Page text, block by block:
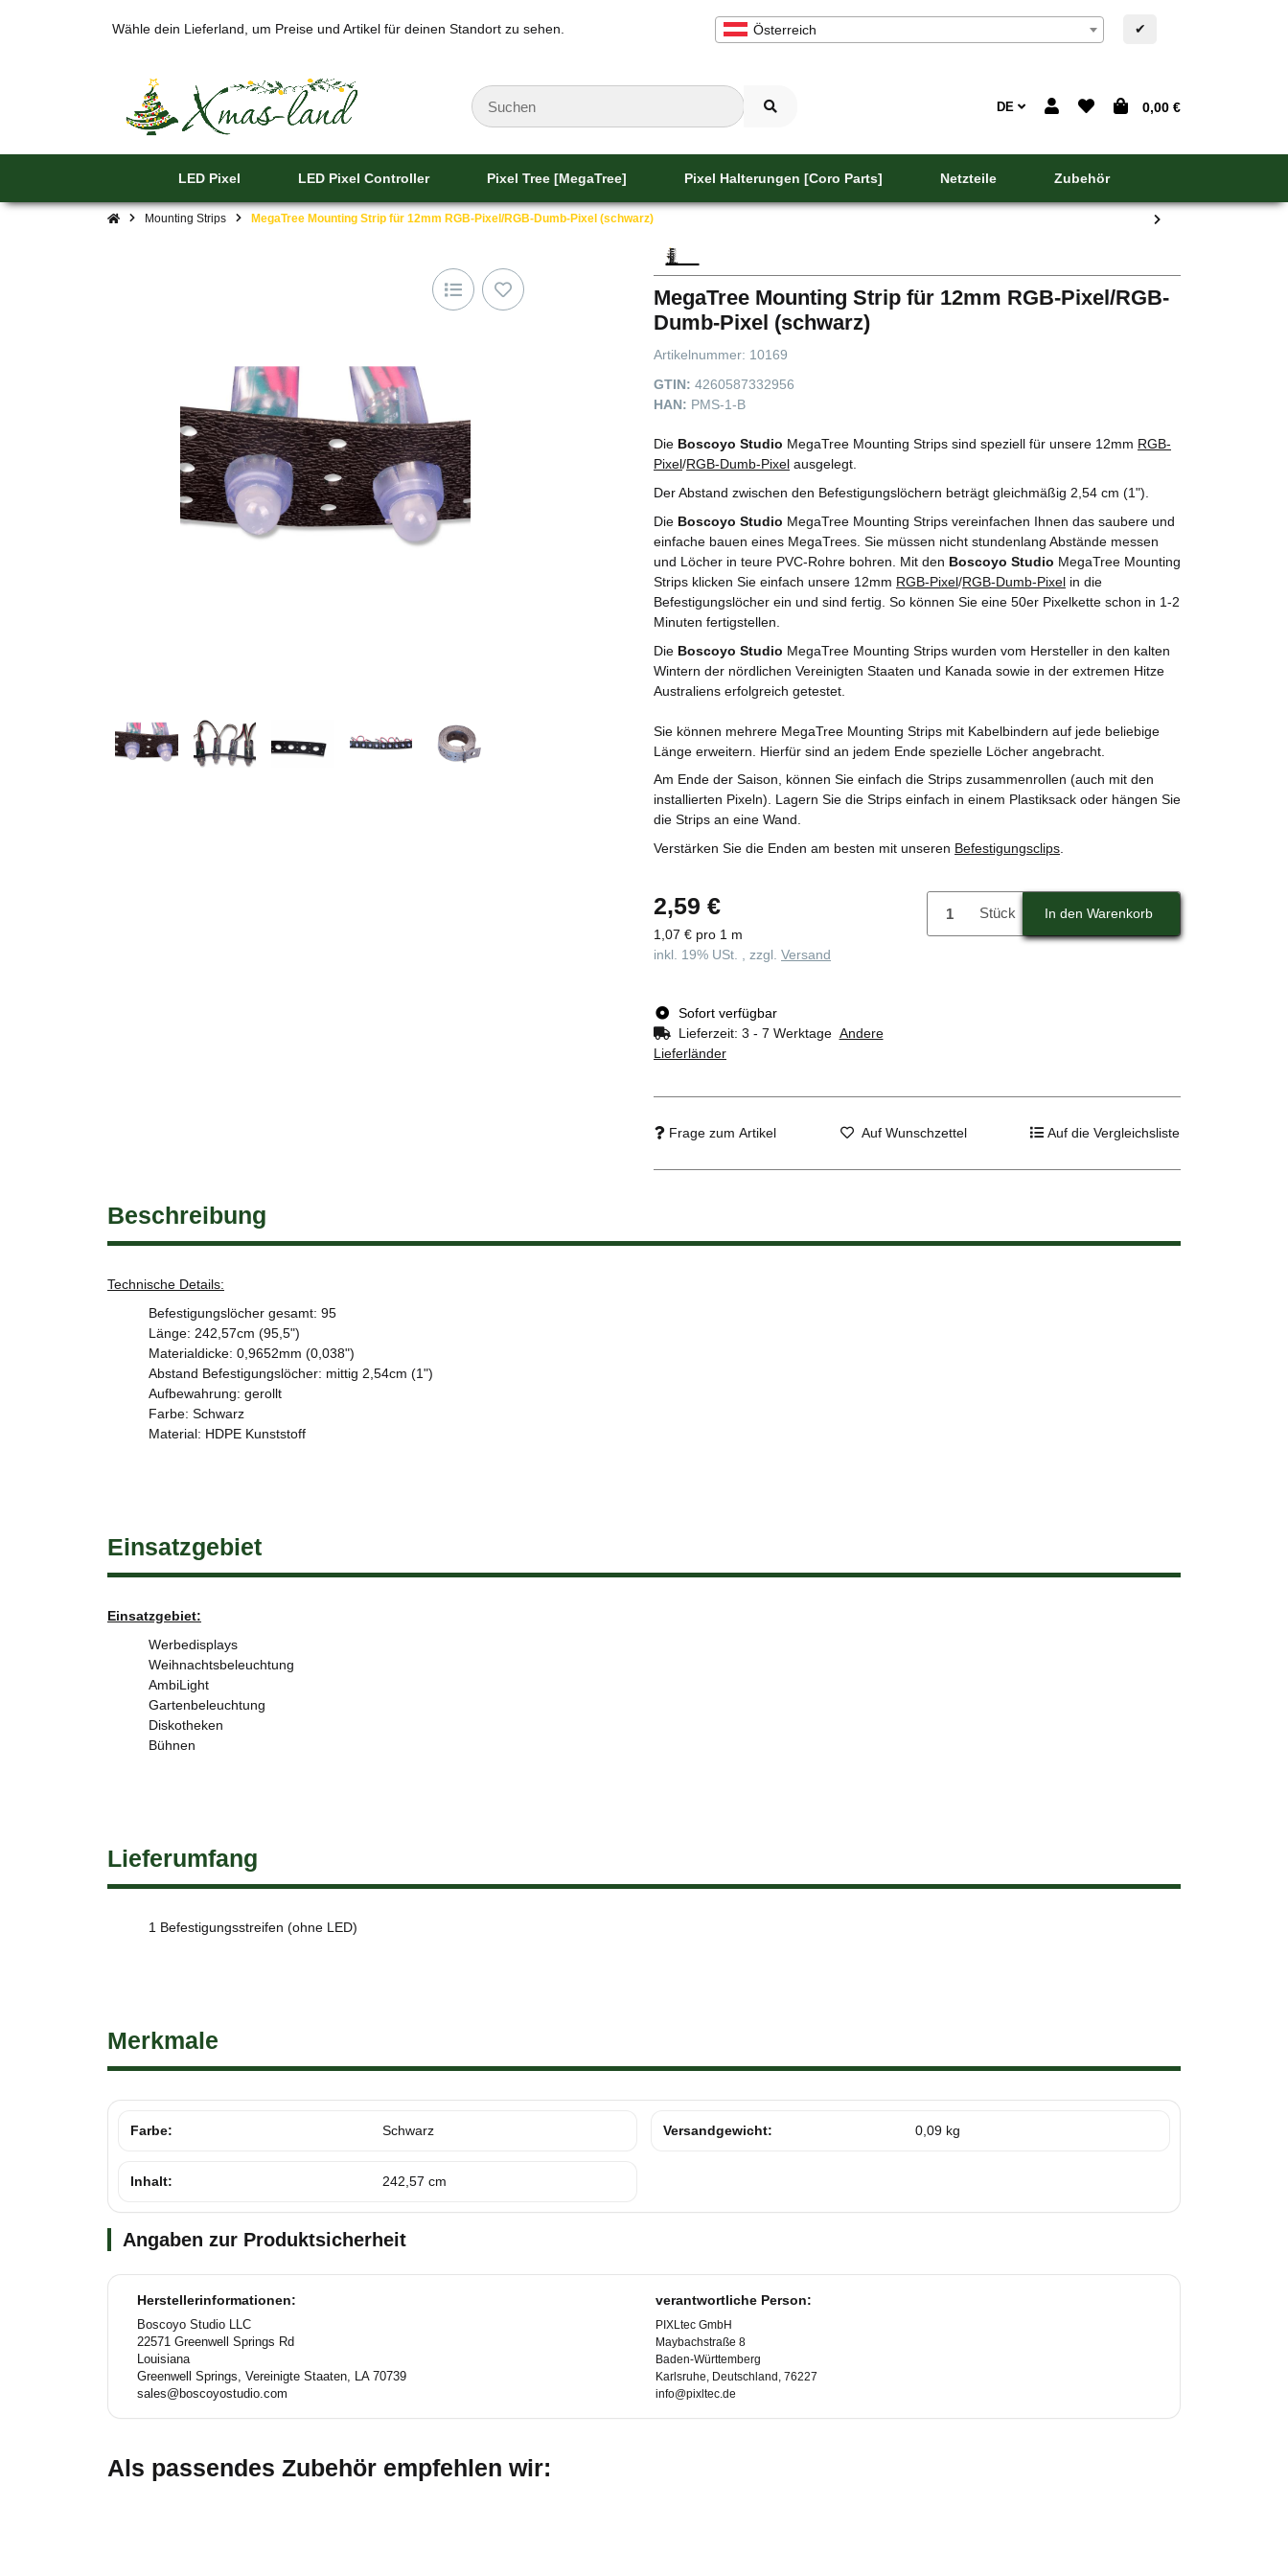
Wähle dein Lieferland, um Preise und Artikel für deinen Standort zu sehen. Österreich ✔
DE 0,00 €
LED Pixel LED Pixel Controller Pixel Tree [MegaTree] Pixel Halterungen [Coro Parts] Netzteile Zubehör
Mounting Strips MegaTree Mounting Strip für 12mm RGB-Pixel/RGB-Dumb-Pixel (schwarz)
MegaTree Mounting Strip für 12mm RGB-Pixel/RGB-
Dumb-Pixel (schwarz)
Artikelnummer: 10169
GTIN: 4260587332956
HAN: PMS-1-B
Die Boscoyo Studio MegaTree Mounting Strips sind speziell für unsere 12mm RGB-
Pixel/RGB-Dumb-Pixel ausgelegt.
Der Abstand zwischen den Befestigungslöchern beträgt gleichmäßig 2,54 cm (1").
Die Boscoyo Studio MegaTree Mounting Strips vereinfachen Ihnen das saubere und
einfache bauen eines MegaTrees. Sie müssen nicht stundenlang Abstände messen
und Löcher in teure PVC-Rohre bohren. Mit den Boscoyo Studio MegaTree Mounting
Strips klicken Sie einfach unsere 12mm RGB-Pixel/RGB-Dumb-Pixel in die
Befestigungslöcher ein und sind fertig. So können Sie eine 50er Pixelkette schon in 1-2
Minuten fertigstellen.
Die Boscoyo Studio MegaTree Mounting Strips wurden vom Hersteller in den kalten
Wintern der nördlichen Vereinigten Staaten und Kanada sowie in der extremen Hitze
Australiens erfolgreich getestet.
Sie können mehrere MegaTree Mounting Strips mit Kabelbindern auf jede beliebige
Länge erweitern. Hierfür sind an jedem Ende spezielle Löcher angebracht.
Am Ende der Saison, können Sie einfach die Strips zusammenrollen (auch mit den
installierten Pixeln). Lagern Sie die Strips einfach in einem Plastiksack oder hängen Sie
die Strips an eine Wand.
Verstärken Sie die Enden am besten mit unseren Befestigungsclips
2,59 €
1,07 € pro 1 m
inkl. 19% USt. , zzgl. Versand
Sofort verfügbar
Lieferzeit: 3 - 7 Werktage Andere
Lieferländer
Stück In den Warenkorb
Frage zum Artikel Auf Wunschzettel Auf die Vergleichsliste
Beschreibung
Technische Details:
Befestigungslöcher gesamt: 95
Länge: 242,57cm (95,5")
Materialdicke: 0,9652mm (0,038")
Abstand Befestigungslöcher: mittig 2,54cm (1")
Aufbewahrung: gerollt
Farbe: Schwarz
Material: HDPE Kunststoff
Einsatzgebiet
Einsatzgebiet:
Werbedisplays
Weihnachtsbeleuchtung
AmbiLight
Gartenbeleuchtung
Diskotheken
Bühnen
Lieferumfang
1 Befestigungsstreifen (ohne LED)
Merkmale
Farbe: Schwarz Versandgewicht: 0,09 kg
Inhalt: 242,57 cm
Angaben zur Produktsicherheit
Herstellerinformationen:
Boscoyo Studio LLC
22571 Greenwell Springs Rd
Louisiana
Greenwell Springs, Vereinigte Staaten, LA 70739
sales@boscoyostudio.com
verantwortliche Person:
PIXLtec GmbH
Maybachstraße 8
Baden-Württemberg
Karlsruhe, Deutschland, 76227
info@pixltec.de
Als passendes Zubehör empfehlen wir: